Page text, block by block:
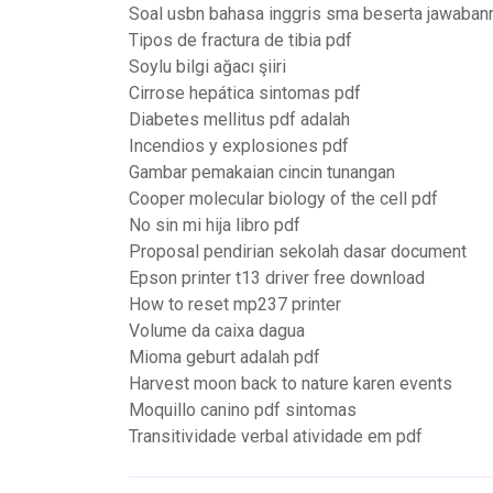
Soal usbn bahasa inggris sma beserta
Tipos de fractura de tibia pdf
Soylu bilgi ağacı şiiri
Cirrose hepática sintomas pdf
Diabetes mellitus pdf adalah
Incendios y explosiones pdf
Gambar pemakaian cincin tunangan
Cooper molecular biology of the cell pdf
No sin mi hija libro pdf
Proposal pendirian sekolah dasar document
Epson printer t13 driver free download
How to reset mp237 printer
Volume da caixa dagua
Mioma geburt adalah pdf
Harvest moon back to nature karen events
Moquillo canino pdf sintomas
Transitividade verbal atividade em pdf